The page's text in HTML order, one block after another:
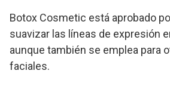
Botox Cosmetic está aprobado
suavizar las líneas de expresión
aunque también se emplea para
faciales.